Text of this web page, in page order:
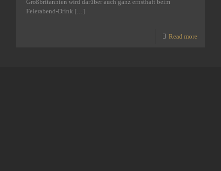
Großbritannien wird darüber auch ganz ernsthaft beim
Feierabend-Drink […]
Read more